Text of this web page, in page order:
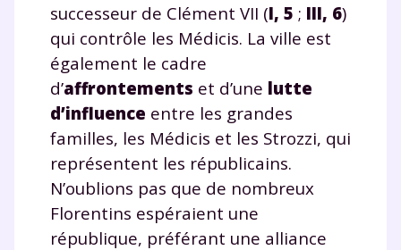
successeur de Clément VII (I, 5 ; III, 6)
qui contrôle les Médicis. La ville est
également le cadre
d’affrontements et d’une lutte
d’influence entre les grandes
familles, les Médicis et les Strozzi, qui
représentent les républicains.
N’oublions pas que de nombreux
Florentins espéraient une
république, préférant une alliance